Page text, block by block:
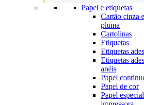
Papel e etiquetas
Cartão cinza
pluma
Cartolinas
Etiquetas
Etiquetas
Etiquetas
anéis
Papel
Papel de cor
Papel